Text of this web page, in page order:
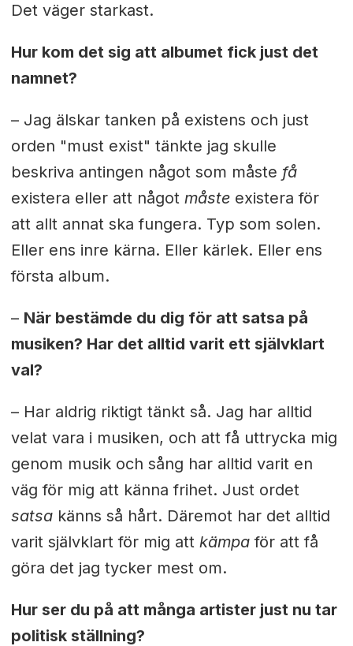
Det väger starkast.
Hur kom det sig att albumet fick just det
namnet?
– Jag älskar tanken på existens och just
orden "must exist" tänkte jag skulle
beskriva antingen något som måste få
existera eller att något måsteexistera för
att allt annat ska fungera. Typ som solen.
Eller ens inre kärna. Eller kärlek. Eller ens
första album.
– När bestämde du dig för att satsa på
musiken? Har det alltid varit ett självklart
val?
– Har aldrig riktigt tänkt så. Jag har alltid
velat vara i musiken, och att få uttrycka mig
genom musik och sång har alltid varit en
väg för mig att känna frihet. Just ordet
satsakänns så hårt. Däremot har det alltid
varit självklart för mig att kämpaför att få
göra det jag tycker mest om.
Hur ser du på att många artister just nu tar
politisk ställning?